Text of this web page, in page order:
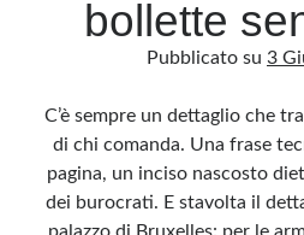
bollette
Pubblicato su 3
C’è sempre un dettaglio che
di chi comanda. Una frase
pagina, un inciso nascosto
dei burocrati. E stavolta il